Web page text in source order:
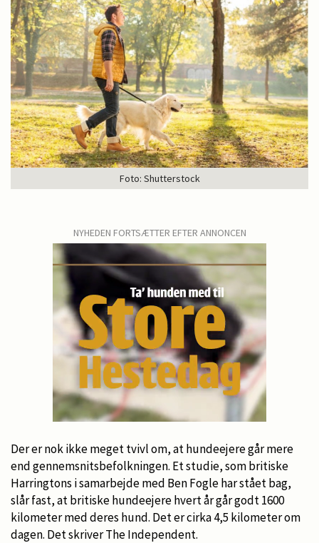
Foto: Shutterstock
NYHEDEN FORTSÆTTER EFTER ANNONCEN
Der er nok ikke meget tvivl om, at hundeejere går mere
end gennemsnitsbefolkningen. Et studie, som britiske
Harringtons i samarbejde med Ben Fogle har stået bag,
slår fast, at britiske hundeejere hvert år går godt 1600
kilometer med deres hund. Det er cirka 4,5 kilometer om
dagen. Det skriver The Independent.